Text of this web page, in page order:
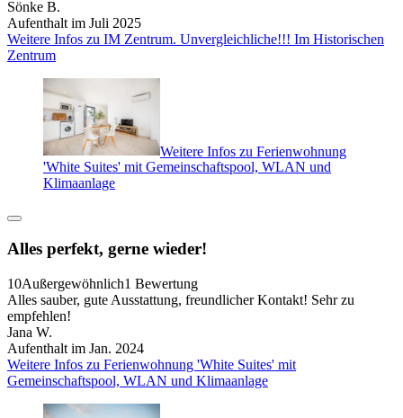
Sönke B.
Aufenthalt im Juli 2025
Weitere Infos zu IM Zentrum. Unvergleichliche!!! Im Historischen
Zentrum
Weitere Infos zu Ferienwohnung
'White Suites' mit Gemeinschaftspool, WLAN und
Klimaanlage
Alles perfekt, gerne wieder!
10Außergewöhnlich1 Bewertung
Alles sauber, gute Ausstattung, freundlicher Kontakt! Sehr zu
empfehlen!
Jana W.
Aufenthalt im Jan. 2024
Weitere Infos zu Ferienwohnung 'White Suites' mit
Gemeinschaftspool, WLAN und Klimaanlage